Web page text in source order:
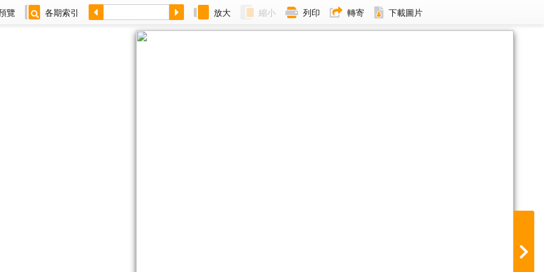
覽 各期索引 放大 縮小 列印 轉寄 下載圖片